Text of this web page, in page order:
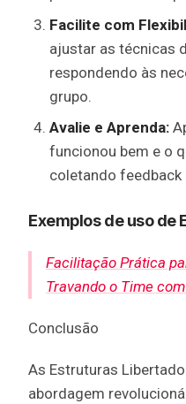
Facilite com
ajustar as técnicas
respondendo às
grupo.
Avalie e Aprenda:
funcionou bem e o
coletando
Exemplos de uso
Facilitação Prática
Travando o Time
Conclusão
As Estruturas
abordagem